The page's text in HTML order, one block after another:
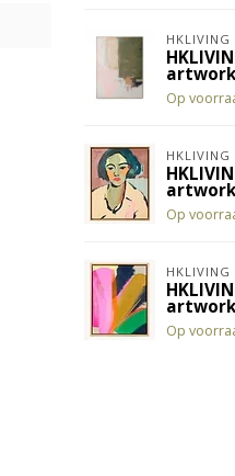
HKLIVING
artwork
Op
HKLIVING
Op
HKLIVING
Op